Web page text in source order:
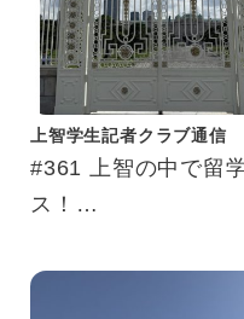
上智学生記者クラブ通信
#361 上智の中で留
ス！